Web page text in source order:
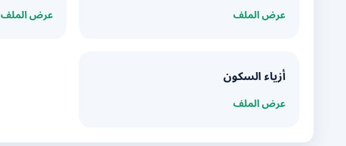
عرض الملف عرض الملف
أزياء السكون
عرض الملف